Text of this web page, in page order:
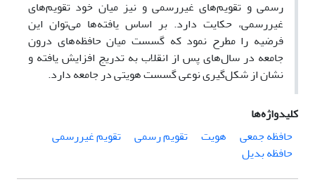
رسمی و تقویم‌های غیررسمی و نیز میان خود تقویم‌های
غیررسمی، حکایت دارد. بر اساس یافته‌ها می‌توان این
فرضیه را مطرح نمود که گسست میان حافظه‌های درون
جامعه در سال‌های پس از انقلاب به تدریج افزایش یافته و
نشان از شکل‌گیری نوعی گسست هویتی در جامعه دارد.
کلیدواژه‌ها
حافظه جمعی
هویت تقویم رسمی
تقویم غیررسمی
حافظه بدیل